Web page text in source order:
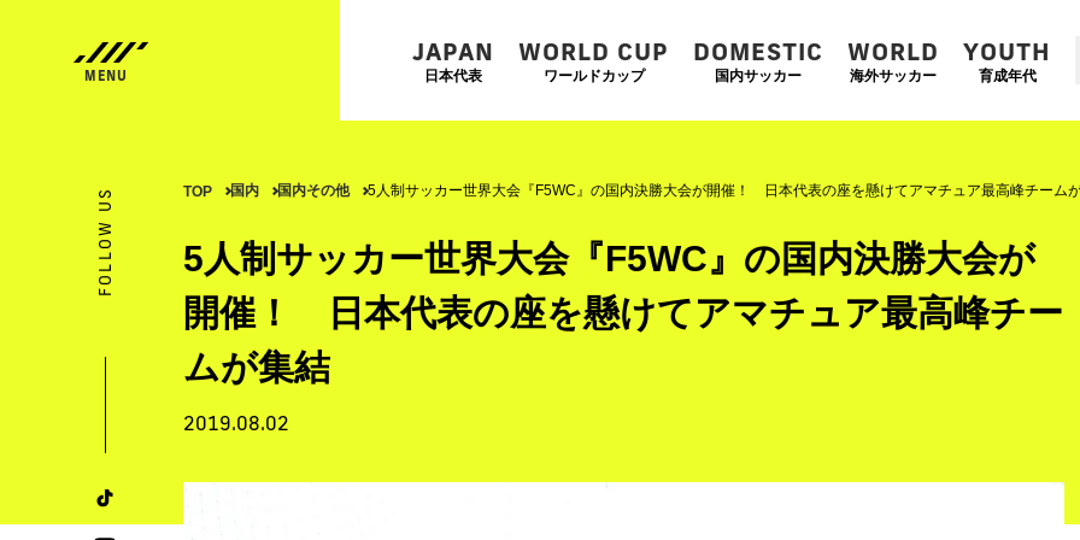
JAPAN
日本代表
WORLD CUP
ワールドカップ
DOMESTIC
国内サッカー
WORLD
海外サッカー
YOUTH
育成年代
FOLLOW US TOP 国内 国内その他 5人制サッカー世界大会『F5WC』の国内決勝大会が開催！ 日本代表の座を懸けてアマチュア最高峰チーム
5人制サッカー世界大会『F5WC』の国内決勝大会が
開催！ 日本代表の座を懸けてアマチュア最高峰チー
ムが集結
2019.08.02